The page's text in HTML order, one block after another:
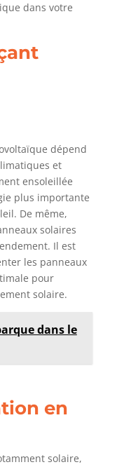
dans votre
dépend
et
ensoleillée
plus importante
De même,
solaires
Il est
les panneaux
pour
solaire.
dans le
en
solaire,